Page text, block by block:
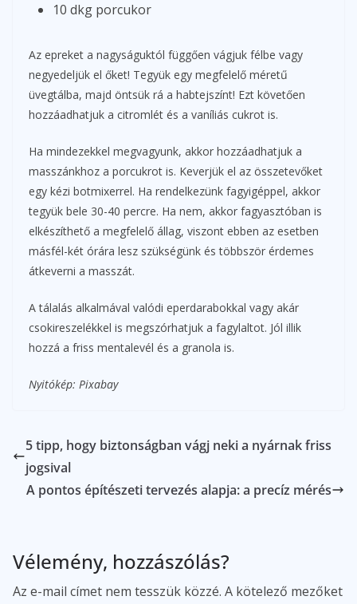
10 dkg porcukor
Az epreket a nagyságuktól függően vágjuk félbe vagy
negyedeljük el őket! Tegyük egy megfelelő méretű
üvegtálba, majd öntsük rá a habtejszínt! Ezt követően
hozzáadhatjuk a citromlét és a vaníliás cukrot is.
Ha mindezekkel megvagyunk, akkor hozzáadhatjuk a
masszánkhoz a porcukrot is. Keverjük el az összetevőket
egy kézi botmixerrel. Ha rendelkezünk fagyigéppel, akkor
tegyük bele 30-40 percre. Ha nem, akkor fagyasztóban is
elkészíthető a megfelelő állag, viszont ebben az esetben
másfél-két órára lesz szükségünk és többször érdemes
átkeverni a masszát.
A tálalás alkalmával valódi eperdarabokkal vagy akár
csokireszelékkel is megszórhatjuk a fagylaltot. Jól illik
hozzá a friss mentalevél és a granola is.
Nyitókép: Pixabay
5 tipp, hogy biztonságban vágj neki a nyárnak friss
jogsival
A pontos építészeti tervezés alapja: a precíz mérés
Vélemény, hozzászólás?
Az e-mail címet nem tesszük közzé. A kötelező mezőket